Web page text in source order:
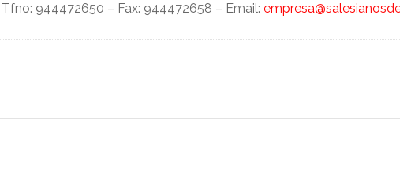
Tfno: 944472650 – Fax: 944472658 – Email: